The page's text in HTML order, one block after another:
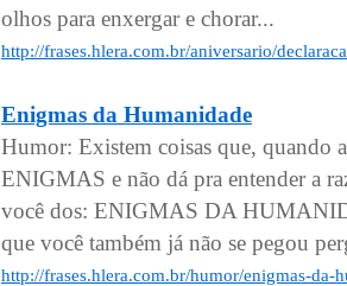
olhos para enxergar e chorar...
http://frases.hlera.com.br/aniversario/
Enigmas da Humanidade
Humor: Existem coisas que, quando
ENIGMAS e não dá pra entender a
você dos: ENIGMAS DA
que você também já não se pegou
http://frases.hlera.com.br/humor/enigmas-da-